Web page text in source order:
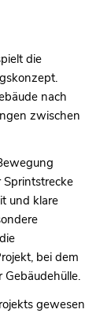
die
nach
zwischen
und klare
bei dem
gewesen